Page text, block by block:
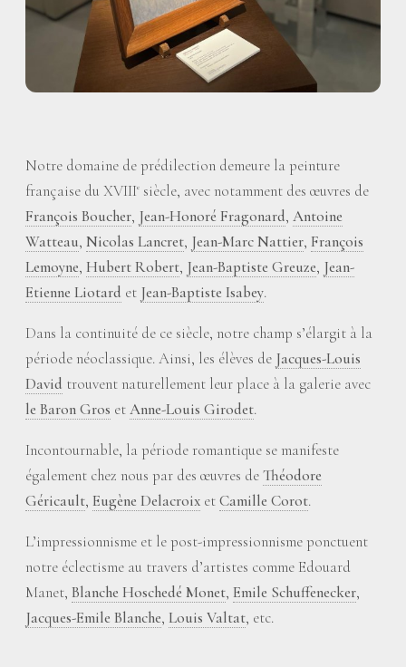
Notre domaine de prédilection demeure la peinture
française du XVIIIe siècle, avec notamment des œuvres de
François Boucher, Jean-Honoré Fragonard, Antoine
Watteau, Nicolas Lancret, Jean-Marc Nattier, François
Lemoyne, Hubert Robert, Jean-Baptiste Greuze, Jean-
Etienne Liotard et Jean-Baptiste Isabey.
Dans la continuité de ce siècle, notre champ s’élargit à la
période néoclassique. Ainsi, les élèves de Jacques-Louis
David trouvent naturellement leur place à la galerie avec
le Baron Gros etAnne-Louis Girodet.
Incontournable, la période romantique se manifeste
également chez nous par des œuvres deThéodore
Géricault, Eugène Delacroix etCamille Corot.
L’impressionnisme et le post-impressionnisme ponctuent
notre éclectisme au travers d’artistes comme Edouard
Manet, Blanche Hoschedé Monet, Emile Schuffenecker,
Jacques-Emile Blanche, Louis Valtat, etc.